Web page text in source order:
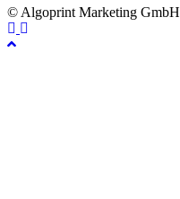
© Algoprint Marketing GmbH